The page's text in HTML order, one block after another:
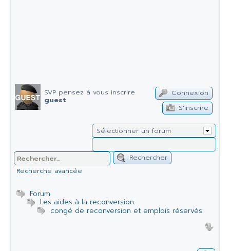
SVP pensez à vous inscrire
guest
Connexion
S'inscrire
Sélectionner un forum
Rechercher
Recherche avancée
Forum
Les aides à la reconversion
congé de reconversion et emplois réservés